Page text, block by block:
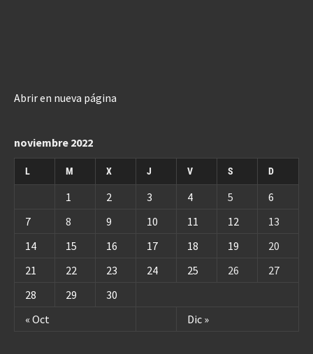
Abrir en nueva página
noviembre 2022
L M X J V S D
« Oct Dic »
1 2 3 4 5
6
7
8 9 10 11 12
13
14
15 16 17 18 19
20
21
22 23 24 25 26
27
28
29 30